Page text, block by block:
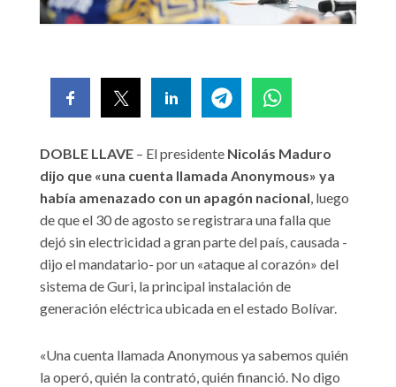
DOBLE LLAVE – El presidente Nicolás Maduro
dijo que «una cuenta llamada Anonymous» ya
había amenazado con un apagón nacional, luego
de que el 30 de agosto se registrara una falla que
dejó sin electricidad a gran parte del país, causada -
dijo el mandatario- por un «ataque al corazón» del
sistema de Guri, la principal instalación de
generación eléctrica ubicada en el estado Bolívar.
«Una cuenta llamada Anonymous ya sabemos quién
la operó, quién la contrató, quién financió. No digo